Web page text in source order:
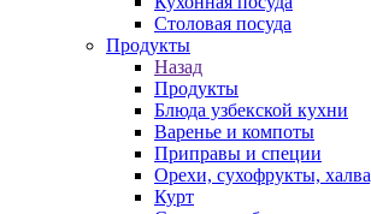
Столовая посуда
Продукты
Назад
Продукты
Блюда узбекской кухни
Варенье и компоты
Приправы и специи
Орехи, сухофрукты,
Курт